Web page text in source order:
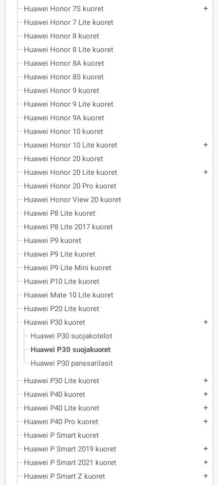
Huawei Honor 7S kuoret
add
Huawei Honor 7 Lite kuoret
Huawei Honor 8 kuoret
Huawei Honor 8 Lite kuoret
Huawei Honor 8A kuoret
Huawei Honor 8S kuoret
Huawei Honor 9 kuoret
Huawei Honor 9 Lite kuoret
Huawei Honor 9A kuoret
Huawei Honor 10 kuoret
Huawei Honor 10 Lite kuoret
add
Huawei Honor 20 kuoret
Huawei Honor 20 Lite kuoret
add
Huawei Honor 20 Pro kuoret
Huawei Honor View 20 kuoret
Huawei P8 Lite kuoret
Huawei P8 Lite 2017 kuoret
Huawei P9 kuoret
Huawei P9 Lite kuoret
Huawei P9 Lite Mini kuoret
Huawei P10 Lite kuoret
Huawei Mate 10 Lite kuoret
Huawei P20 Lite kuoret
Huawei P30 kuoret
add
Huawei P30 suojakotelot
Huawei P30 suojakuoret
Huawei P30 panssarilasit
Huawei P30 Lite kuoret
add
Huawei P40 kuoret add
Huawei P40 Lite kuoret add
Huawei P40 Pro kuoret add
Huawei P Smart kuoret
Huawei P Smart 2019 kuoret
add
Huawei P Smart 2021 kuoret add
Huawei P Smart Z kuoret add